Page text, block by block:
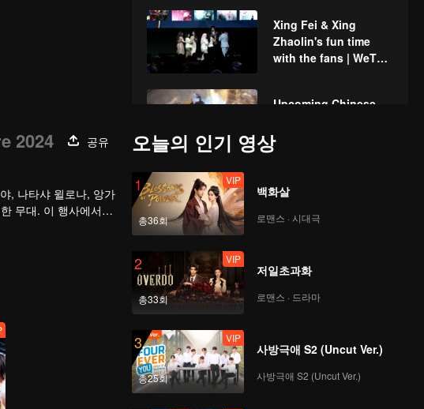
Xing Fei & Xing
Zhaolin's fun time
with the fans | WeTV
Upcoming Chinese
More 2024
Girl | WeTV Always
More 2024
Xing Fei | WeTV
Always More 2024
Prilly Latuconsina &
Reza Rahadian |
2024
공유
, 나타샤 윌로나, 앙가
무대. 이 행사에서
오늘의 인기 영상
1
총36회
VIP
백화살
로맨스 · 시대극
2
총33회
VIP
저일초과화
로맨스 · 드라마
3
총25회
VIP
사방극애 S2 (Uncut Ver.)
사방극애 S2 (Uncut Ver.)